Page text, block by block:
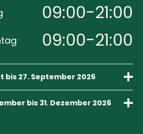
09:00-21:00
09:00-21:00
bis 27. September 2026
09:00-17:00
bis 31. Dezember 2026